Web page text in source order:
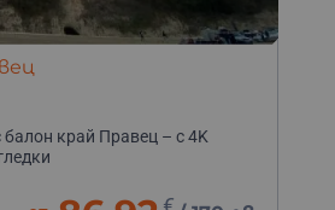
балон край Правец – с 4K